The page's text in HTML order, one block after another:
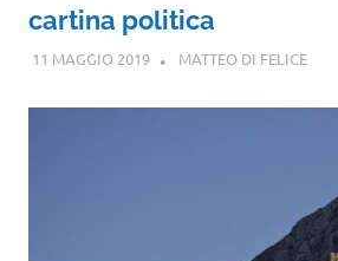
cartina politica
11 MAGGIO 2019 MATTEO DI FELICE